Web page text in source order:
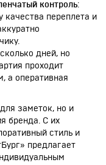
контроль:
качества переплета и
дней, но
проходит
а оперативная
заметок, но и
бренда. С их
стиль и
предлагает